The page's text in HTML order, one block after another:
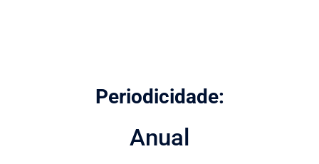
Periodicidade:
Anual